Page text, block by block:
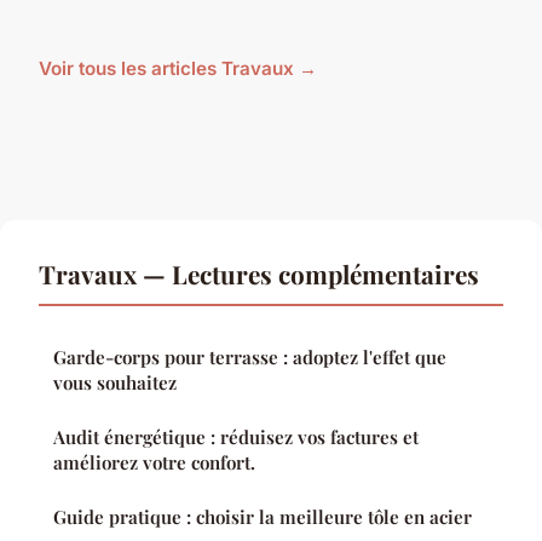
Voir tous les articles Travaux →
Travaux — Lectures complémentaires
Garde-corps pour terrasse : adoptez l'effet que
vous souhaitez
Audit énergétique : réduisez vos factures et
améliorez votre confort.
Guide pratique : choisir la meilleure tôle en acier